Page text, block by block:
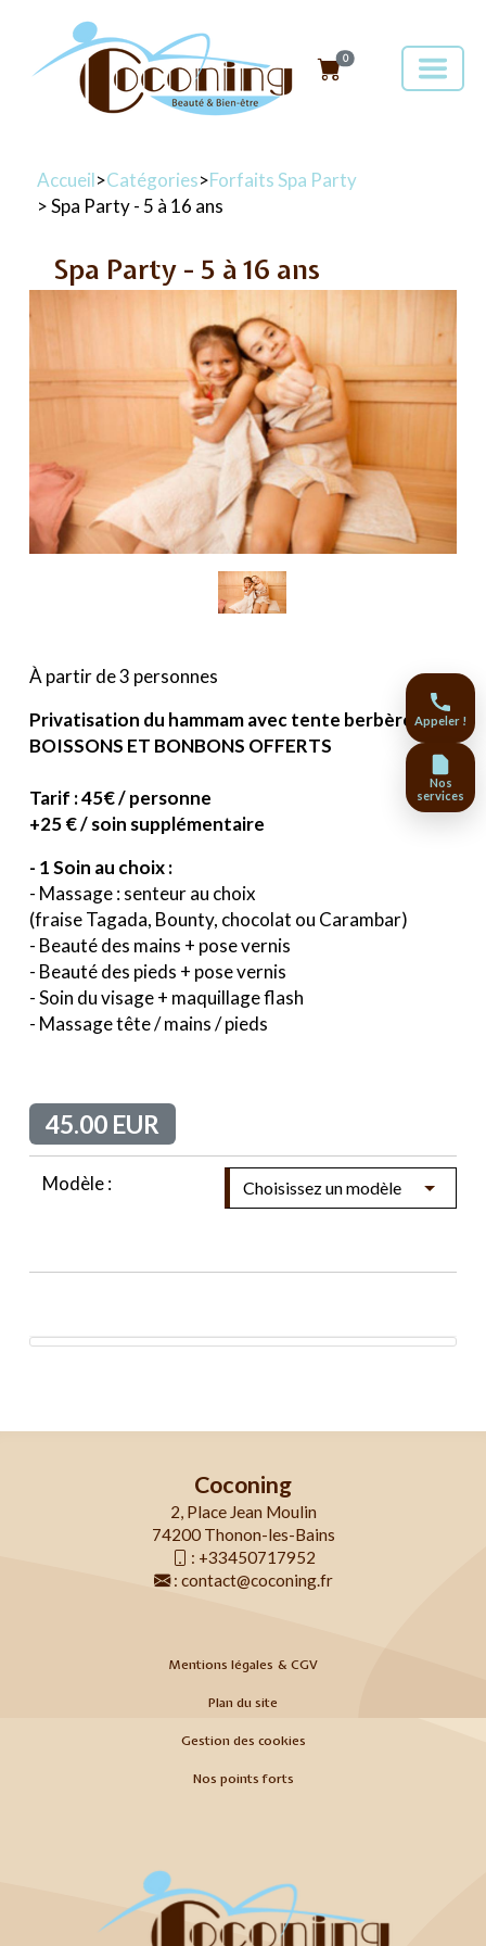
0
Accueil>Catégories>Forfaits Spa Party
> Spa Party - 5 à 16 ans
Spa Party - 5 à 16 ans
À partir de 3 personnes
Privatisation du hammam avec tente berbère
BOISSONS ET BONBONS OFFERTS
Tarif : 45€ / personne
+25 € / soin supplémentaire
- 1 Soin au choix :
- Massage : senteur au choix
(fraise Tagada, Bounty, chocolat ou Carambar)
- Beauté des mains + pose vernis
- Beauté des pieds + pose vernis
- Soin du visage + maquillage flash
- Massage tête / mains / pieds
45.00 EUR
Modèle :
Coconing
2, Place Jean Moulin
74200 Thonon-les-Bains
: +33450717952
: contact@coconing.fr
Mentions légales & CGV
Plan du site
Gestion des cookies
Nos points forts
Appeler !
Nos
services